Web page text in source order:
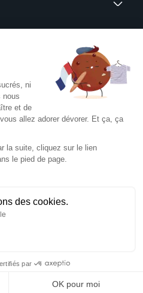
ni
nous
et de
allez adorer dévorer. Et ça, ça
la suite, cliquez sur le lien
le pied de page.
des cookies.
par
OK pour moi